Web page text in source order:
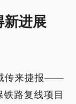
新进展
传来捷报——
路复线项目